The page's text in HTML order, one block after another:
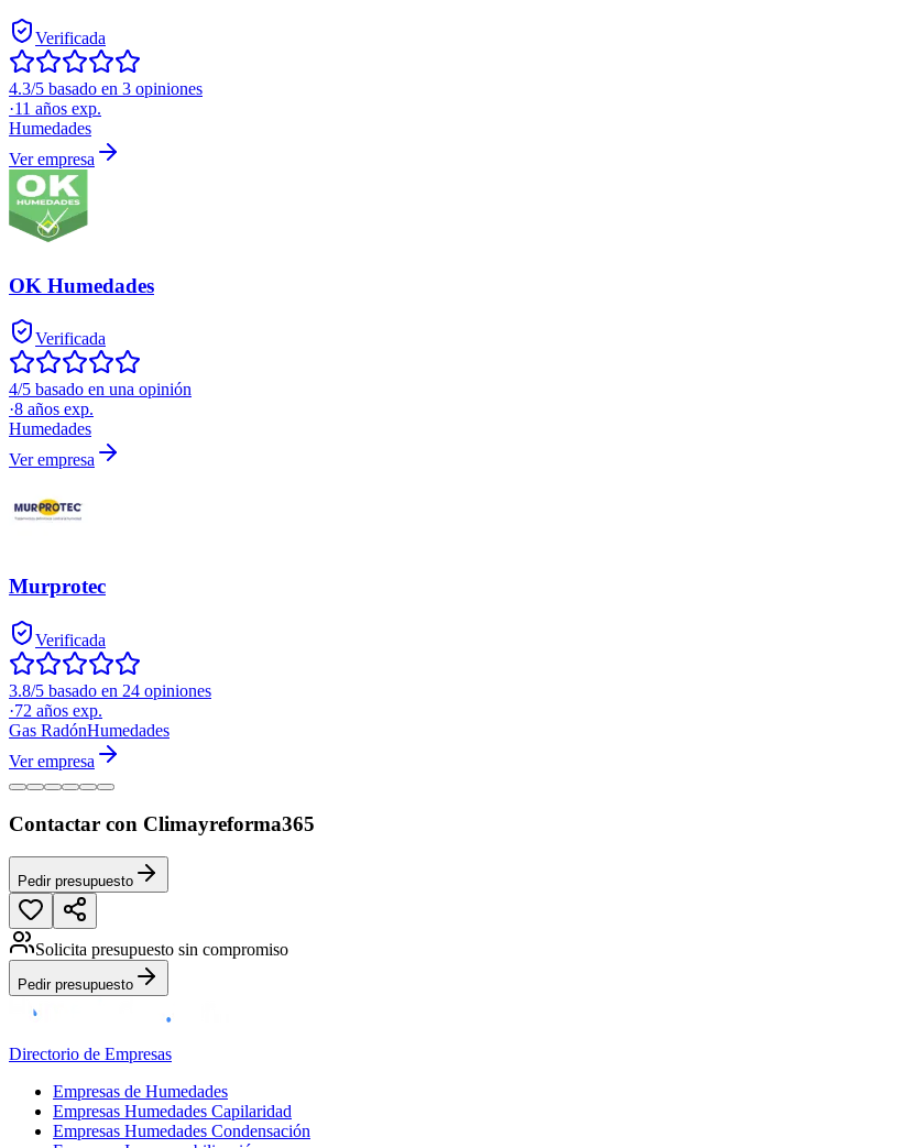
Verificada
4.3/5 basado en 3 opiniones
·11 años exp.
Humedades
Ver empresa
OK Humedades
Verificada
4/5 basado en una opinión
·8 años exp.
Humedades
Ver empresa
Murprotec
Verificada
3.8/5 basado en 24 opiniones
·72 años exp.
Gas RadónHumedades
Ver empresa
Contactar con Climayreforma365
Pedir presupuesto
Solicita presupuesto sin compromiso
Pedir presupuesto
Directorio de Empresas
Empresas de Humedades
Empresas Humedades Capilaridad
Empresas Humedades Condensación